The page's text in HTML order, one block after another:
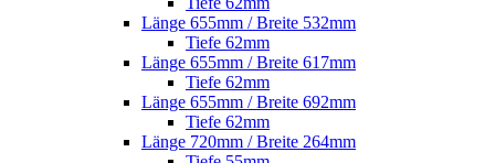
Länge 655mm / Breite 532mm
Tiefe 62mm
Länge 655mm / Breite 617mm
Tiefe 62mm
Länge 655mm / Breite 692mm
Tiefe 62mm
Länge 720mm / Breite 264mm